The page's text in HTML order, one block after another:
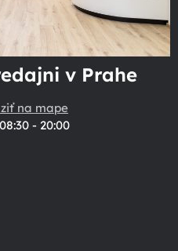
v Prahe
na mape
- 20:00